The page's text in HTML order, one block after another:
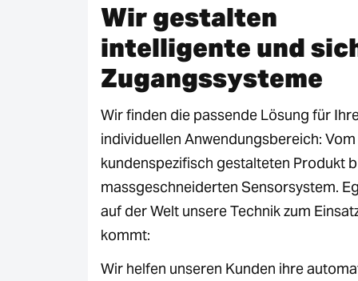
Wir gestalten
intelligente und
Zugangssysteme
Wir finden die passende Lösung für
individuellen Anwendungsbereich: Vom
kundenspezifisch gestalteten Produkt
massgeschneiderten Sensorsystem.
auf der Welt unsere Technik zum
kommt:
Wir helfen unseren Kunden ihre